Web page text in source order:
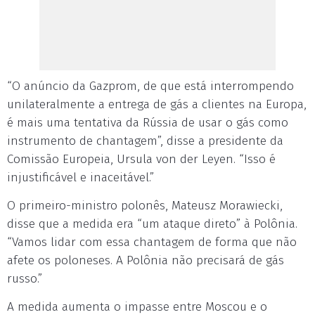
“O anúncio da Gazprom, de que está interrompendo
unilateralmente a entrega de gás a clientes na Europa,
é mais uma tentativa da Rússia de usar o gás como
instrumento de chantagem”, disse a presidente da
Comissão Europeia, Ursula von der Leyen. “Isso é
injustificável e inaceitável.”
O primeiro-ministro polonês, Mateusz Morawiecki,
disse que a medida era “um ataque direto” à Polônia.
“Vamos lidar com essa chantagem de forma que não
afete os poloneses. A Polônia não precisará de gás
russo.”
A medida aumenta o impasse entre Moscou e o